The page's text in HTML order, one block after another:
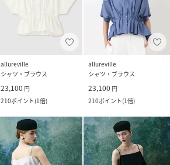
allureville
シャツ・ブラウス
23,100 円
210ポイント(1倍)
allureville
シャツ・ブラウス
23,100 円
210ポイント(1倍)